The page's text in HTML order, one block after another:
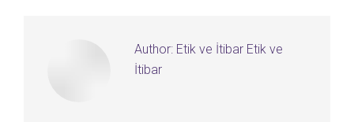
Author: Etik ve İtibar Etik ve
İtibar